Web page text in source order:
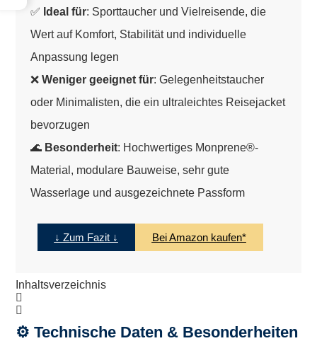
✅ Ideal für: Sporttaucher und Vielreisende, die
Wert auf Komfort, Stabilität und individuelle
Anpassung legen
❌ Weniger geeignet für: Gelegenheitstaucher
oder Minimalisten, die ein ultraleichtes Reisejacket
bevorzugen
🌊 Besonderheit: Hochwertiges Monprene®-
Material, modulare Bauweise, sehr gute
Wasserlage und ausgezeichnete Passform
↓ Zum Fazit ↓ Bei Amazon kaufen*
Inhaltsverzeichnis
⚙️ Technische Daten & Besonderheiten